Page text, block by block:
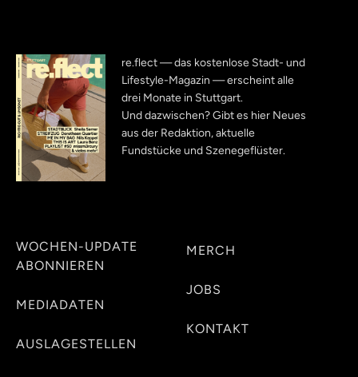
re.flect — das kostenlose Stadt- und
Lifestyle-Magazin — erscheint alle
drei Monate in Stuttgart.
Und dazwischen? Gibt es hier Neues
aus der Redaktion, aktuelle
Fundstücke und Szenegeflüster.
WOCHEN-UPDATE
ABONNIEREN
MEDIADATEN
AUSLAGESTELLEN
MERCH
JOBS
KONTAKT